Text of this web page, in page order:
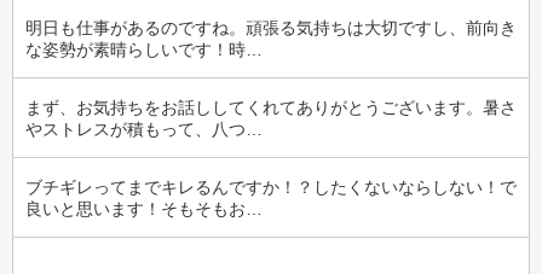
明日も仕事があるのですね。頑張る気持ちは大切ですし、前向き
な姿勢が素晴らしいです！時…
まず、お気持ちをお話ししてくれてありがとうございます。暑さ
やストレスが積もって、八つ…
ブチギレってまでキレるんですか！？したくないならしない！で
良いと思います！そもそもお…